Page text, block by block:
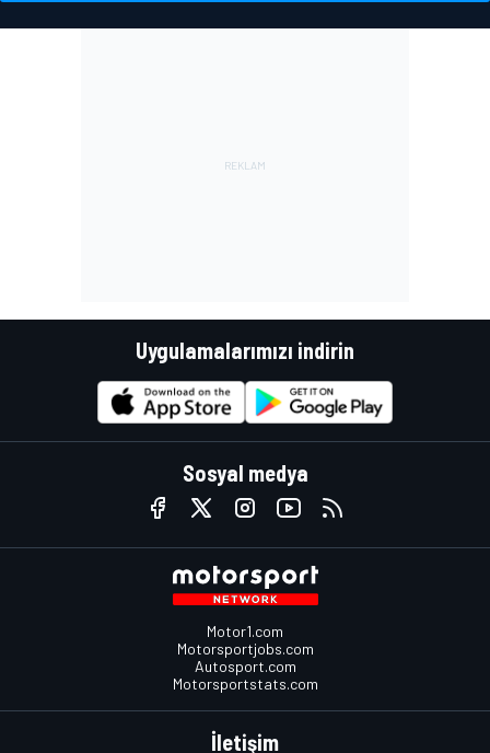
Uygulamalarımızı indirin
Sosyal medya
Motor1.com
Motorsportjobs.com
Autosport.com
Motorsportstats.com
İletişim